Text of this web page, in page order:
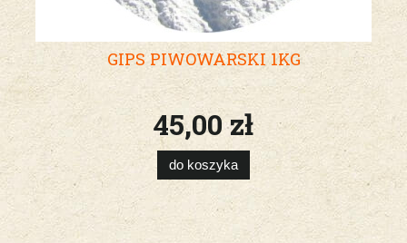
GIPS PIWOWARSKI 1KG
45,00 zł
do koszyka